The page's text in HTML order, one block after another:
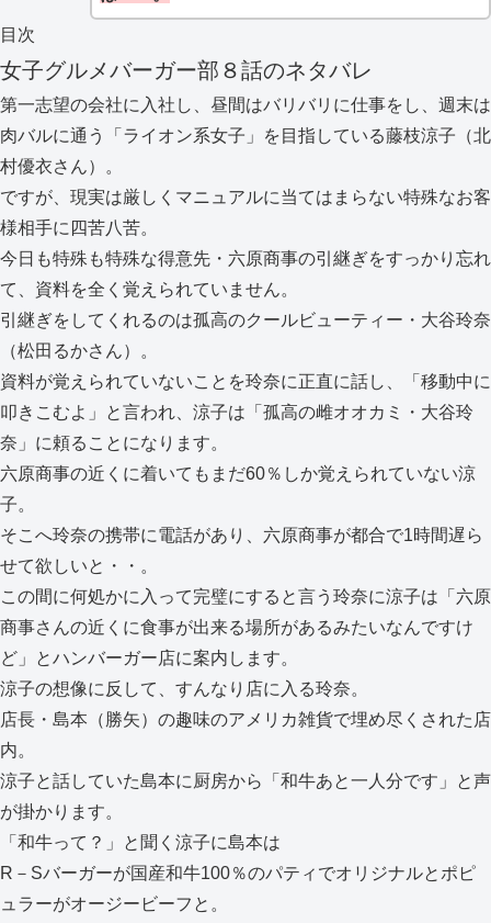
目次
女子グルメバーガー部８話のネタバレ
第一志望の会社に入社し、昼間はバリバリに仕事をし、週末は
肉バルに通う「ライオン系女子」を目指している藤枝涼子（北
村優衣さん）。
ですが、現実は厳しくマニュアルに当てはまらない特殊なお客
様相手に四苦八苦。
今日も特殊も特殊な得意先・六原商事の引継ぎをすっかり忘れ
て、資料を全く覚えられていません。
引継ぎをしてくれるのは孤高のクールビューティー・大谷玲奈
（松田るかさん）。
資料が覚えられていないことを玲奈に正直に話し、「移動中に
叩きこむよ」と言われ、涼子は「孤高の雌オオカミ・大谷玲
奈」に頼ることになります。
六原商事の近くに着いてもまだ60％しか覚えられていない涼
子。
そこへ玲奈の携帯に電話があり、六原商事が都合で1時間遅ら
せて欲しいと・・。
この間に何処かに入って完璧にすると言う玲奈に涼子は「六原
商事さんの近くに食事が出来る場所があるみたいなんですけ
ど」とハンバーガー店に案内します。
涼子の想像に反して、すんなり店に入る玲奈。
店長・島本（勝矢）の趣味のアメリカ雑貨で埋め尽くされた店
内。
涼子と話していた島本に厨房から「和牛あと一人分です」と声
が掛かります。
「和牛って？」と聞く涼子に島本は
R－Sバーガーが国産和牛100％のパティでオリジナルとポピ
ュラーがオージービーフと。